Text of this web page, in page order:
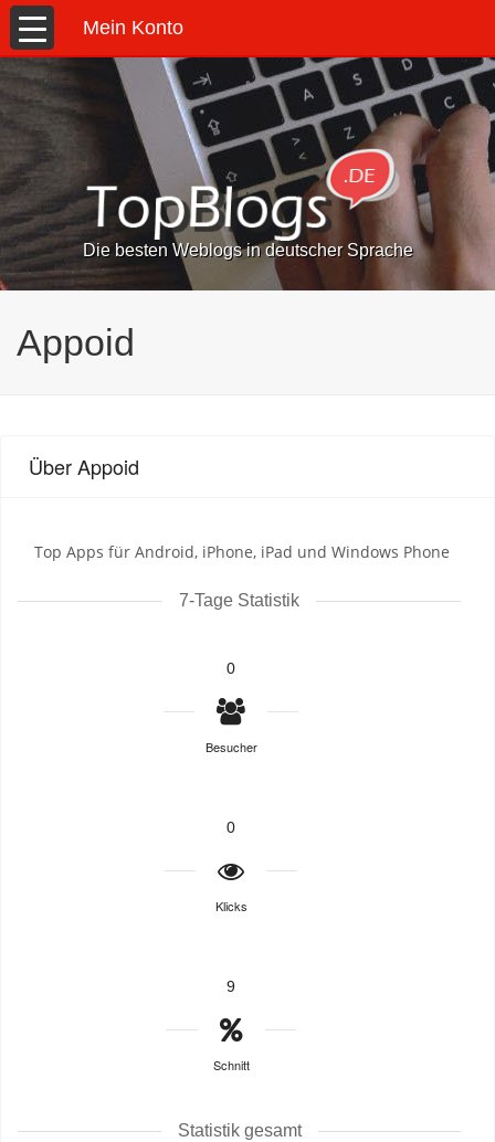
Mein Konto
Die besten Weblogs in deutscher Sprache
Appoid
Über Appoid
Top Apps für Android, iPhone, iPad und Windows Phone
7-Tage Statistik
0
Besucher
0
Klicks
9
Schnitt
Statistik gesamt